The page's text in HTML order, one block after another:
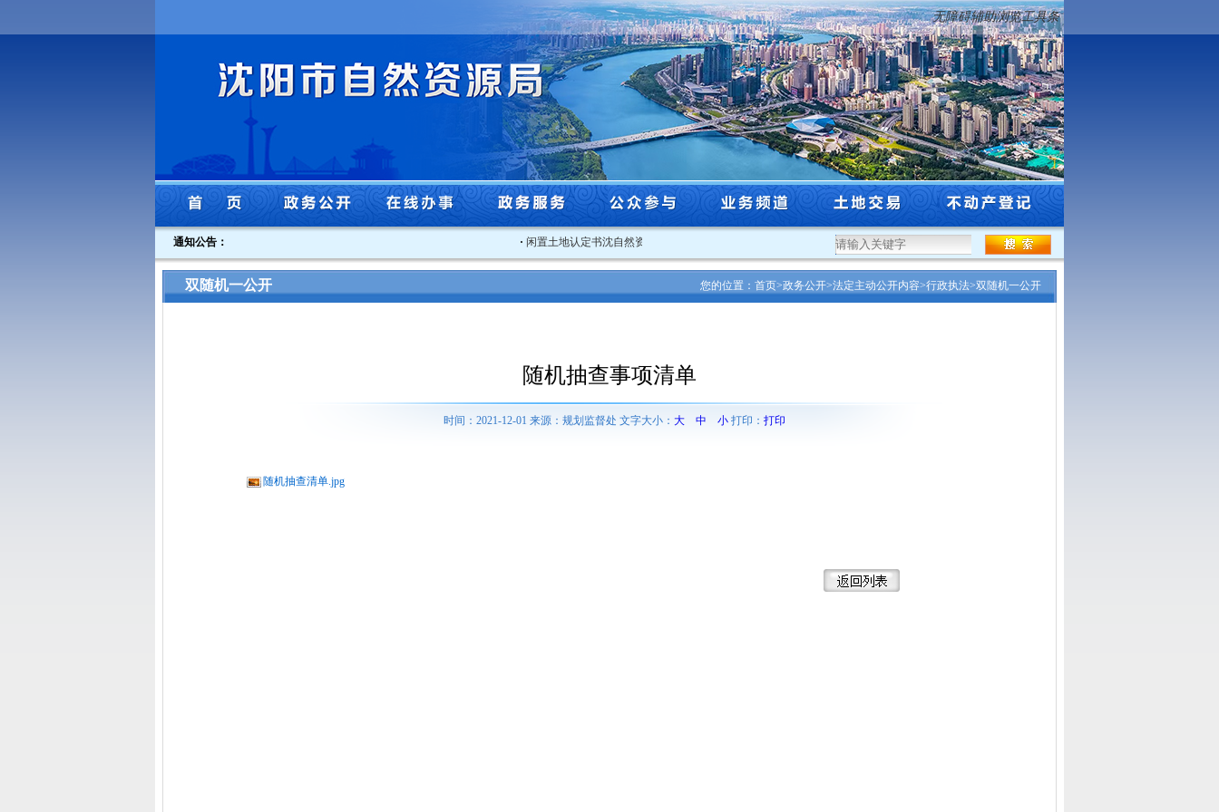
无障碍辅助浏览工具条
通知公告： ·闲置土地认定书沈自然资沈北闲认字[2025]3号 关于2025年度沈阳市工程系列自然资源和林业行业高级专业技术...
双随机一公开 您的位置： 首页>政务公开>法定主动公开内容>行政执法>双随机一公开
随机抽查事项清单
时间：2021-12-01 来源：规划监督处 文字大小： 大 中 小打印： 打印
随机抽查清单.jpg